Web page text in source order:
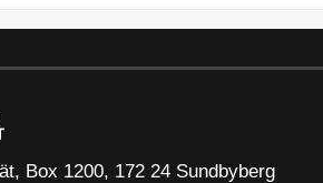
Box 1200, 172 24 Sundbyberg